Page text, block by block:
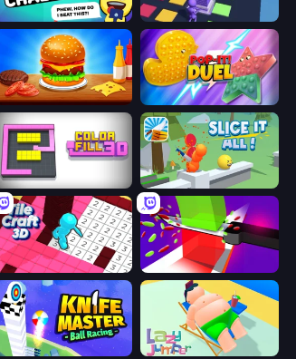
Fruit Stab Challenge Stack Colors
Burger Cafe Pop It! Duel
Color Fill 3D Slice It All!
Tile Craft 3D Jelly Restaurant
Knife Master: Ball Racing Lazy Jumper